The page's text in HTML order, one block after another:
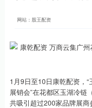
网站：股王配资
1月9日至10日康乾配资，
展销会”在花都区玉湖冷链
共吸引超过200家品牌展